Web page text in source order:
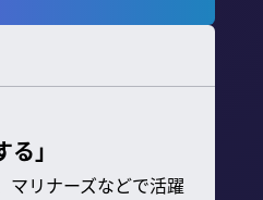
」
マリナーズなどで活躍